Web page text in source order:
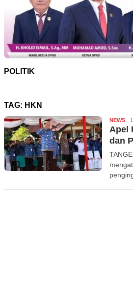
POLITIK
TAG: HKN
NEWS
Apel
dan